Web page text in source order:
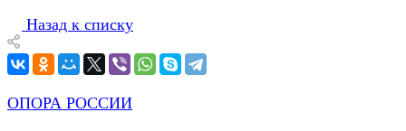
Назад к списку
ОПОРА РОССИИ